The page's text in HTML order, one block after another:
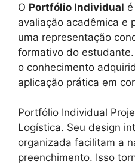
O Portfólio Individual
avaliação acadêmica e
uma representação
formativo do
o conhecimento
aplicação prática em
Portfólio Individual
Logística. Seu design
organizada facilitam a
preenchimento. Isso